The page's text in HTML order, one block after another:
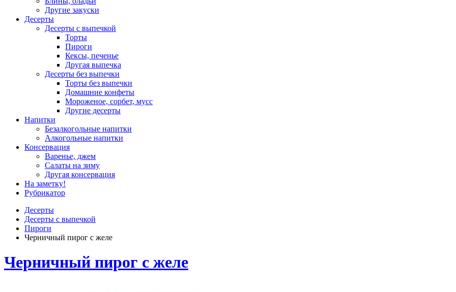
Другие закуски
Десерты
Десерты с выпечкой
Торты
Пироги
Кексы, печенье
Другая выпечка
Десерты без выпечки
Торты без выпечки
Домашние конфеты
Мороженое, сорбет, мусс
Другие десерты
Напитки
Безалкогольные напитки
Алкогольные напитки
Консервация
Варенье, джем
Салаты на зиму
Другая консервация
На заметку!
Рубрикатор
Десерты
Десерты с выпечкой
Пироги
Черничный пирог с желе
Черничный пирог с желе